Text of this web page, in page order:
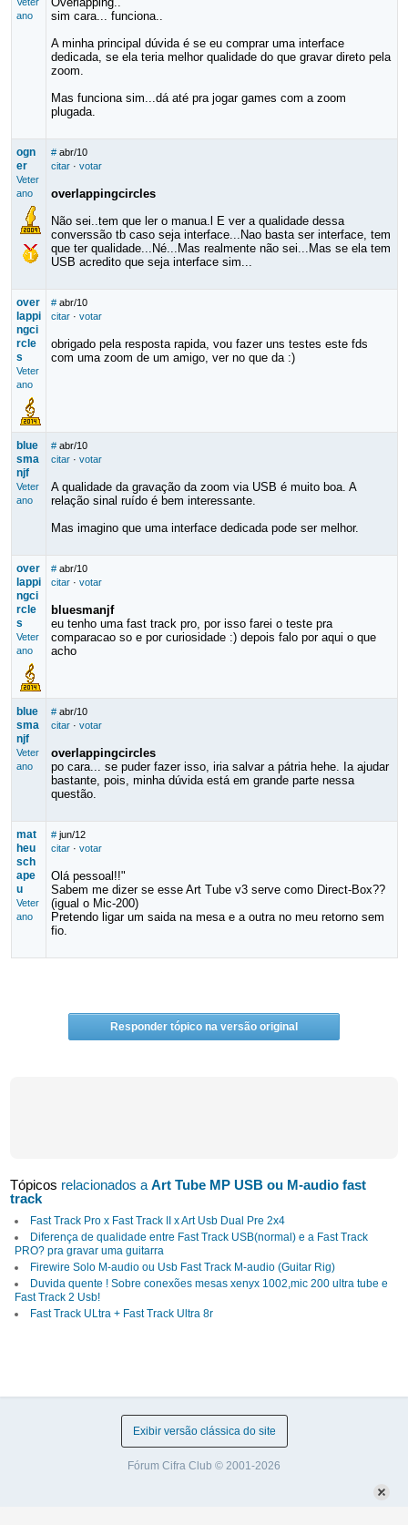
ano
sim cara... funciona..
A minha principal dúvida é se eu comprar uma interface
dedicada, se ela teria melhor qualidade do que gravar direto pela
zoom.
Mas funciona sim...dá até pra jogar games com a zoom
plugada.
ogn
er
Veter
ano
# abr/10
citar· votar
overlappingcircles
Não sei..tem que ler o manua.l E ver a qualidade dessa
converssão tb caso seja interface...Nao basta ser interface, tem
que ter qualidade...Né...Mas realmente não sei...Mas se ela tem
USB acredito que seja interface sim...
over
lappi
ngci
rcle
s
Veter
ano
# abr/10
citar· votar
obrigado pela resposta rapida, vou fazer uns testes este fds
com uma zoom de um amigo, ver no que da :)
blue
sma
njf
Veter
ano
# abr/10
citar· votar
A qualidade da gravação da zoom via USB é muito boa. A
relação sinal ruído é bem interessante.
Mas imagino que uma interface dedicada pode ser melhor.
over
lappi
ngci
rcle
s
Veter
ano
# abr/10
citar· votar
bluesmanjf
eu tenho uma fast track pro, por isso farei o teste pra
comparacao so e por curiosidade :) depois falo por aqui o que
acho
blue
sma
njf
Veter
ano
# abr/10
citar· votar
overlappingcircles
po cara... se puder fazer isso, iria salvar a pátria hehe. Ia ajudar
bastante, pois, minha dúvida está em grande parte nessa
questão.
mat
heu
sch
ape
u
Veter
ano
# jun/12
citar· votar
Olá pessoal!!"
Sabem me dizer se esse Art Tube v3 serve como Direct-Box??
(igual o Mic-200)
Pretendo ligar um saida na mesa e a outra no meu retorno sem
fio.
Responder tópico na versão original
Tópicos relacionados aArt Tube MP USB ou M-audio fast
track
Fast Track Pro x Fast Track II x Art Usb Dual Pre 2x4
Diferença de qualidade entre Fast Track USB(normal) e a Fast Track
PRO? pra gravar uma guitarra
Firewire Solo M-audio ou Usb Fast Track M-audio (Guitar Rig)
Duvida quente ! Sobre conexões mesas xenyx 1002,mic 200 ultra tube e
Fast Track 2 Usb!
Fast Track ULtra + Fast Track Ultra 8r
Exibir versão clássica do site
Fórum Cifra Club © 2001-2026